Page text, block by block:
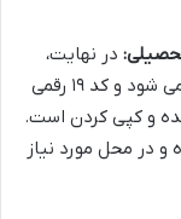
در نهایت،
صفحه مربوط به سوابق تحصیلی فرد باز می شود و کد ۱۹ رقمی
و کپی کردن است.
و در محل مورد نیاز